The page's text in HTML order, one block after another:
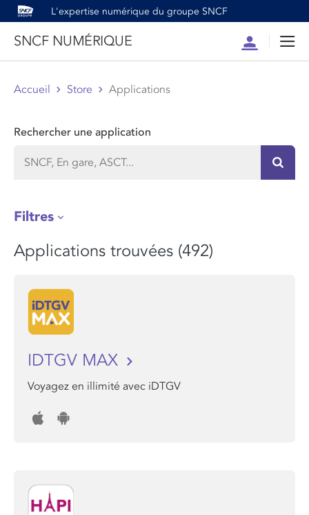
L'expertise numérique du groupe SNCF
SNCF NUMÉRIQUE
Compte
Accueil Store Applications
Rechercher une application
Filtres
Applications trouvées (492)
IDTGV MAX
Voyagez en illimité avec iDTGV